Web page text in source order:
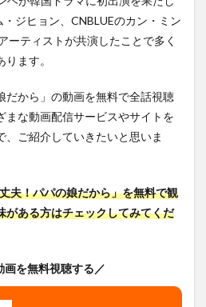
ジヒョン、CNBLUEのカン・ミン
ーティストが共演したことで多く
ます。
だから」の動画を無料で全話視聴
まな動画配信サービスやサイトを
、ご紹介していきたいと思いま
夫！パパの娘だから」を無料で観
がある方はチェックしてみてくだ
画を無料視聴する／